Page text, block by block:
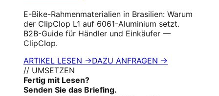
E-Bike-Rahmenmaterialien in Brasilien: Warum
der ClipClop L1 auf 6061-Aluminium setzt.
B2B-Guide für Händler und Einkäufer —
ClipClop.
ARTIKEL LESEN →DAZU ANFRAGEN →
// UMSETZEN
Fertig mit Lesen?
Senden Sie das Briefing.